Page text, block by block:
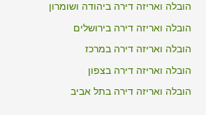
o
r
:
הובלה ואריזה דירה ביהודה ושומרון
הובלה ואריזה דירה בירושלים
הובלה ואריזה דירה במרכז
הובלה ואריזה דירה בצפון
הובלה ואריזה דירה בתל אביב